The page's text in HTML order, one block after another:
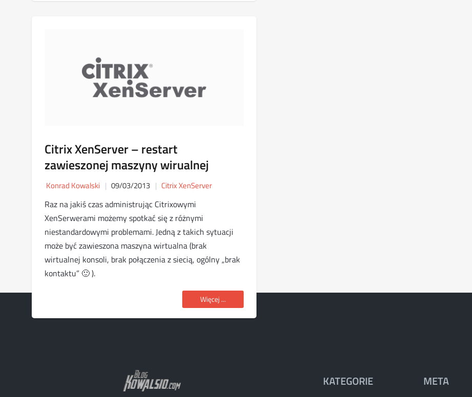
Citrix XenServer – restart
zawieszonej maszyny wirualnej
Konrad Kowalski 09/03/2013 Citrix XenServer
Raz na jakiś czas administrując Citrixowymi
XenSerwerami możemy spotkać się z różnymi
niestandardowymi problemami. Jedną z takich sytuacji
może być zawieszona maszyna wirtualna (brak
wirtualnej konsoli, brak połączenia z siecią, ogólny „brak
kontaktu” 🙂 ).
Więcej ...
KATEGORIE META